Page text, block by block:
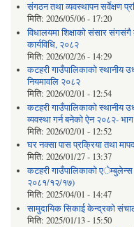
संगठन तथा व्यवस्थापन सर्वेक्षण
मिति: 2026/05/06 - 17:20
विधालयमा शिक्षाको संसार
कार्यविधि, २०८२
मिति: 2026/02/26 - 14:29
कटहरी गाउँपालिकाको स्थानीय
नियमावलि २०८२
मिति: 2026/02/01 - 12:54
कटहरी गाउँपालिकाको स्थानीय
व्यवस्था गर्न बनेको ऐन २०८२-
मिति: 2026/02/01 - 12:52
घर नक्सा पास प्रक्रिया तथा
मिति: 2026/01/27 - 13:37
कटहरी गाउँपालिकाको एेम्बुलेन्स
२०८१/१२/१७)
मिति: 2025/04/01 - 14:47
सामुदायिक सिकाई केन्द्रको
मिति: 2025/01/13 - 15:50